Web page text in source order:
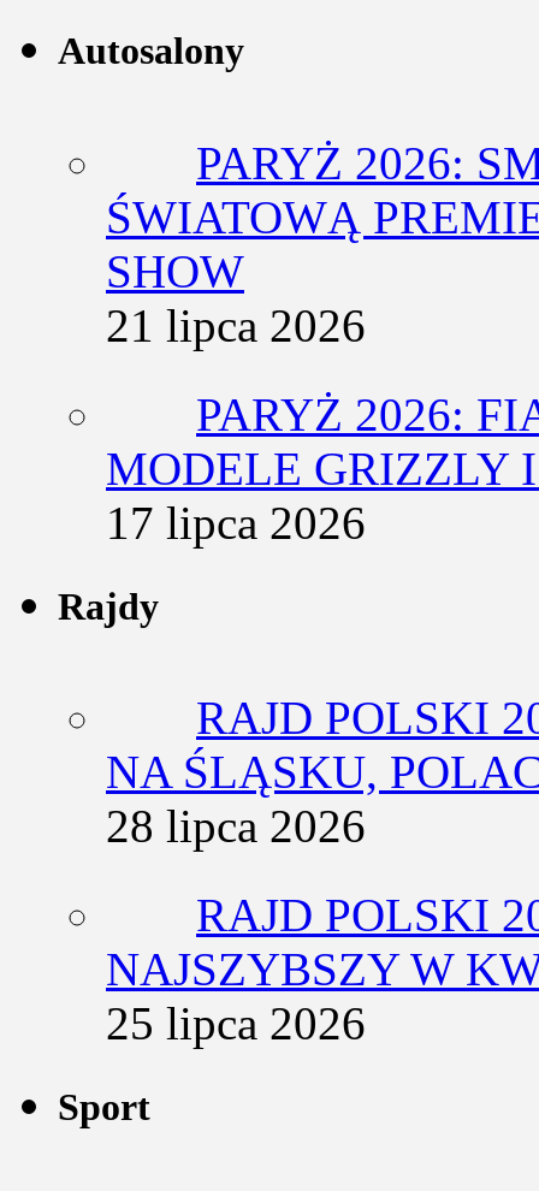
Autosalony
PARYŻ 2026:
ŚWIATOWĄ
SHOW
21 lipca 2026
PARYŻ 2026:
MODELE GRIZZLY
17 lipca 2026
Rajdy
RAJD POLSKI
NA ŚLĄSKU,
28 lipca 2026
RAJD POLSKI
NAJSZYBSZY W
25 lipca 2026
Sport